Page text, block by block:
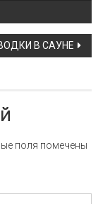
В САУНЕ
поля помечены